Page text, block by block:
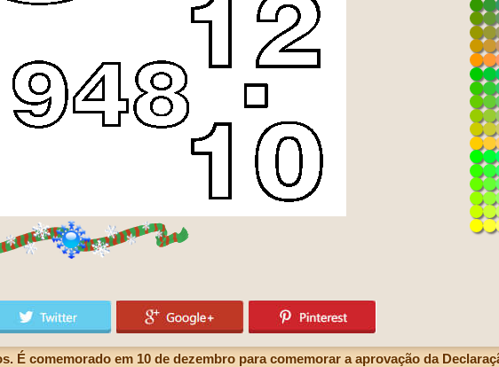
É comemorado em 10 de dezembro para comemorar a aprovação da